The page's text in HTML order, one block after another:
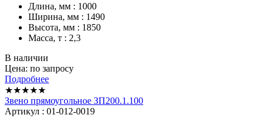
Длина, мм : 1000
Ширина, мм : 1490
Высота, мм : 1850
Масса, т : 2,3
В наличии
Цена: по запросу
Подробнее
★★★★★
Звено прямоугольное ЗП200.1.100
Артикул : 01-012-0019